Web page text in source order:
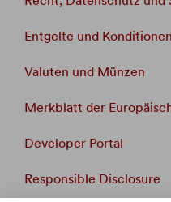
Entgelte und Konditionen
Valuten und Münzen
Merkblatt der
Developer Portal
Responsible Disclosure